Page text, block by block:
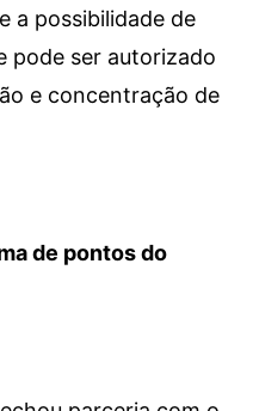
a possibilidade de
pode ser autorizado
e concentração de
de pontos do